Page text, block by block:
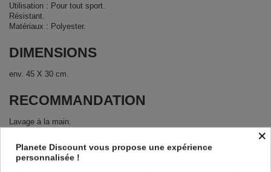
Utilisation : Pour tout sport.
Résistant.
Matériaux : Polyester.
DIMENSIONS
env. 45 X 30 cm.
RECOMMANDATION
Lavage à la main.
Ne pas mettre au sèche linge.
×
Planete Discount vous propose une expérience
personnalisée !